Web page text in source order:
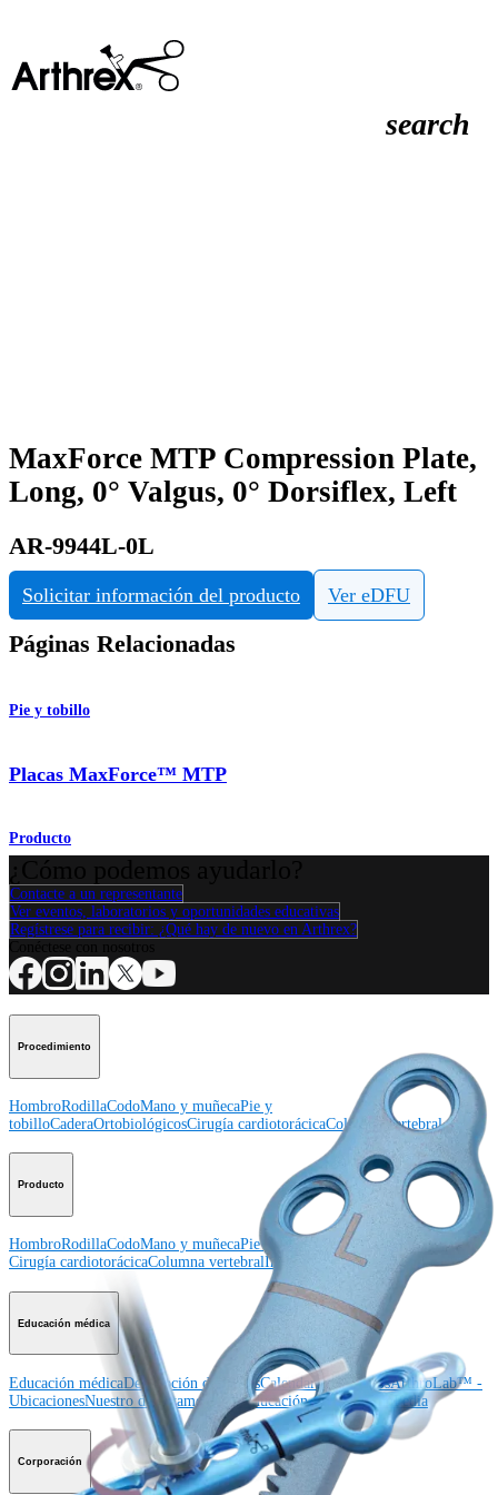
search
MaxForce MTP Compression Plate,
Long, 0° Valgus, 0° Dorsiflex, Left
AR-9944L-0L
Solicitar información del producto Ver eDFU
Páginas Relacionadas
Pie y tobillo
Placas MaxForce™ MTP
Producto
Contacte a un representante
Ver eventos, laboratorios y oportunidades educativas
Regístrese para recibir: ¿Qué hay de nuevo en Arthrex?
Procedimiento
HombroRodillaCodoMano y muñecaPie y
tobilloCaderaOrtobiológicosCirugía cardiotorácicaColumna vertebral
Producto
HombroRodillaCodoMano y muñecaPie y tobillo Cadera Ortobiológicos
Cirugía cardiotorácicaColumna vertebralImagen y resección
Educación médica
Educación médicaDescripción de cursosCalendario de cursosArthroLab™ -
UbicacionesNuestro departamento de educación médicaOrthoPedia
Corporación